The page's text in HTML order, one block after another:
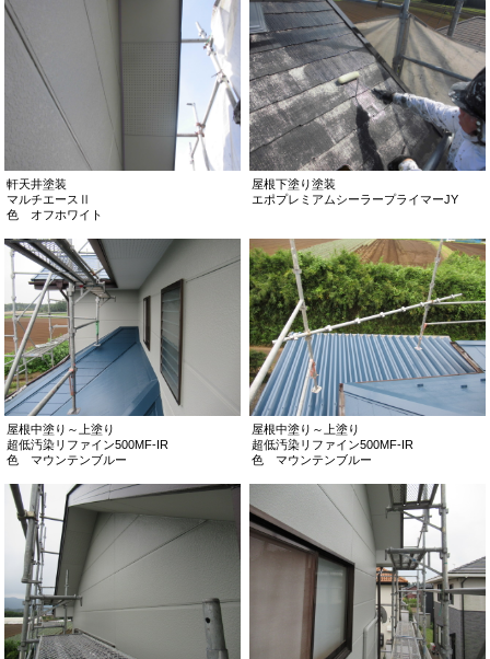
軒天井塗装
マルチエースⅡ
色 オフホワイト
屋根下塗り塗装
エポプレミアムシーラープライマーJY
屋根中塗り～上塗り
超低汚染リファイン500MF-IR
色 マウンテンブルー
屋根中塗り～上塗り
超低汚染リファイン500MF-IR
色 マウンテンブルー